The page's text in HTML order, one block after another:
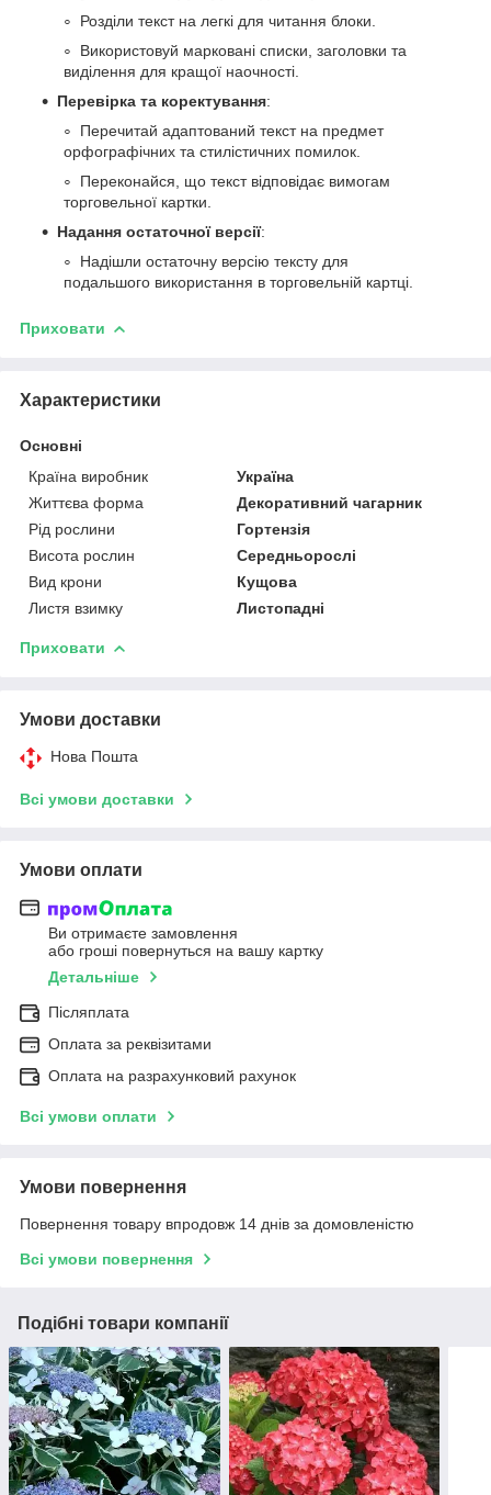
Розділи текст на легкі для читання блоки.
Використовуй марковані списки, заголовки та
виділення для кращої наочності.
Перевірка та коректування:
Перечитай адаптований текст на предмет
орфографічних та стилістичних помилок.
Переконайся, що текст відповідає вимогам
торговельної картки.
Надання остаточної версії:
Надішли остаточну версію тексту для
подальшого використання в торговельній картці.
Приховати
Характеристики
Основні
Країна виробник
Україна
Життєва форма
Декоративний чагарник
Рід рослини
Гортензія
Висота рослин
Середньорослі
Вид крони
Кущова
Листя взимку
Листопадні
Приховати
Умови доставки
Нова Пошта
Всі умови доставки
Умови оплати
Ви отримаєте замовлення
або гроші повернуться на вашу картку
Детальніше
Післяплата
Оплата за реквізитами
Оплата на разрахунковий рахунок
Всі умови оплати
Умови повернення
Повернення товару впродовж 14 днів за домовленістю
Всі умови повернення
Подібні товари компанії